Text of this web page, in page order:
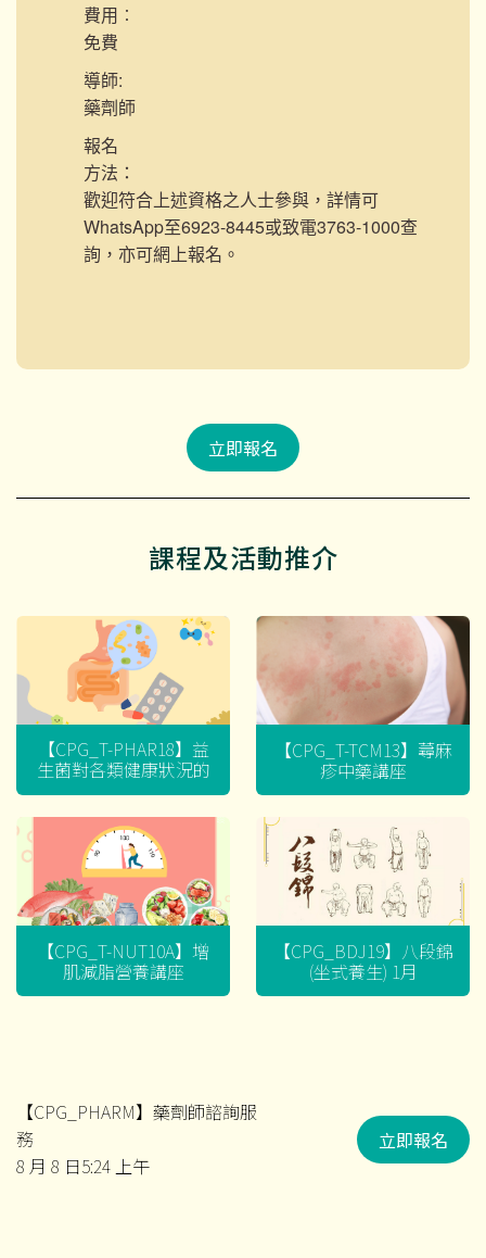
費用︰
免費
導師:
藥劑師
報名
方法：
歡迎符合上述資格之人士參與，詳情可
WhatsApp至6923-8445或致電3763-1000查
詢，亦可網上報名。
立即報名
課程及活動推介
【CPG_T-PHAR18】益
生菌對各類健康狀況的
迷思
【CPG_T-TCM13】蕁麻
疹中藥講座
【CPG_T-NUT10A】增
肌減脂營養講座
【CPG_BDJ19】八段錦
(坐式養生) 1月
【CPG_PHARM】藥劑師諮詢服
務
8 月 8 日5:24 上午
立即報名